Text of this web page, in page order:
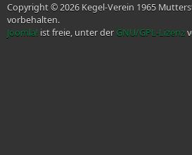
Copyright © 2026 Kegel-Verein 1965
vorbehalten.
Joomla! ist freie, unter der GNU/GPL-Lizenz